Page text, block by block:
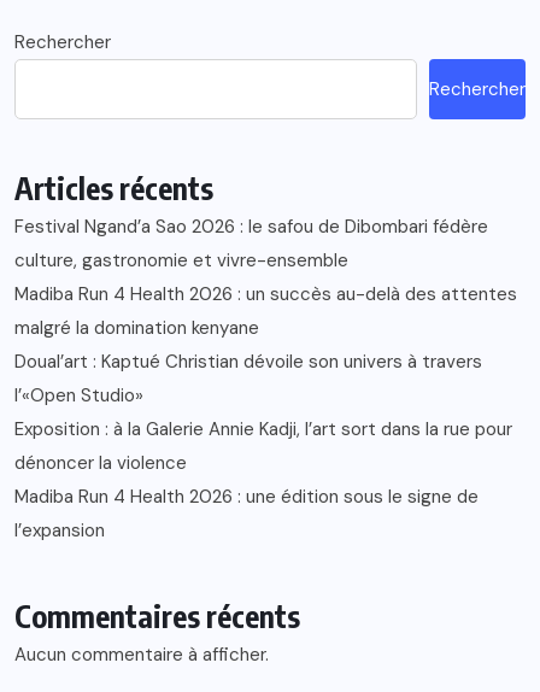
Rechercher
Rechercher
Articles récents
Festival Ngand’a Sao 2026 : le safou de Dibombari fédère
culture, gastronomie et vivre-ensemble
Madiba Run 4 Health 2026 : un succès au-delà des attentes
malgré la domination kenyane
Doual’art : Kaptué Christian dévoile son univers à travers
l’«Open Studio»
Exposition : à la Galerie Annie Kadji, l’art sort dans la rue pour
dénoncer la violence
Madiba Run 4 Health 2026 : une édition sous le signe de
l’expansion
Commentaires récents
Aucun commentaire à afficher.